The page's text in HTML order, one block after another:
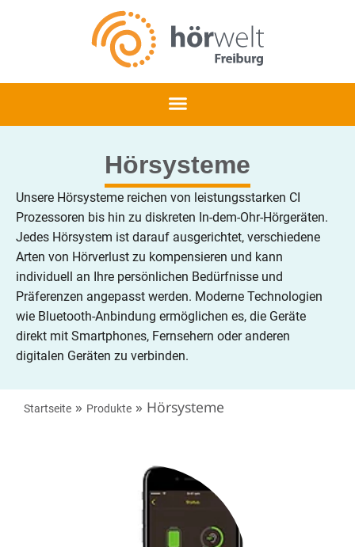
Hörsysteme
Unsere Hörsysteme reichen von leistungsstarken CI
Prozessoren bis hin zu diskreten In-dem-Ohr-Hörgeräten.
Jedes Hörsystem ist darauf ausgerichtet, verschiedene
Arten von Hörverlust zu kompensieren und kann
individuell an Ihre persönlichen Bedürfnisse und
Präferenzen angepasst werden. Moderne Technologien
wie Bluetooth-Anbindung ermöglichen es, die Geräte
direkt mit Smartphones, Fernsehern oder anderen
digitalen Geräten zu verbinden.
Startseite » Produkte » Hörsysteme